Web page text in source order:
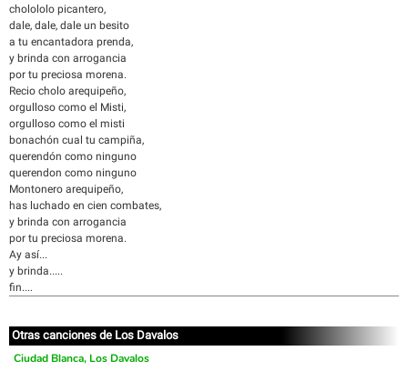
cholololo picantero,
dale, dale, dale un besito
a tu encantadora prenda,
y brinda con arrogancia
por tu preciosa morena.
Recio cholo arequipeño,
orgulloso como el Misti,
orgulloso como el misti
bonachón cual tu campiña,
querendón como ninguno
querendon como ninguno
Montonero arequipeño,
has luchado en cien combates,
y brinda con arrogancia
por tu preciosa morena.
Ay así...
y brinda.....
fin....
Otras canciones de Los Davalos
Ciudad Blanca, Los Davalos